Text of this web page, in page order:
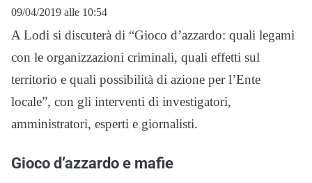
09/04/2019 alle 10:54
A Lodi si discuterà di “Gioco d’azzardo: quali legami
con le organizzazioni criminali, quali effetti sul
territorio e quali possibilità di azione per l’Ente
locale”, con gli interventi di investigatori,
amministratori, esperti e giornalisti.
Gioco d’azzardo e mafie